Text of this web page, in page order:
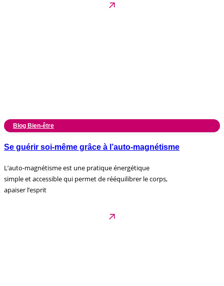
Blog Bien-être
Se guérir soi-même grâce à l’auto-magnétisme
L’auto-magnétisme est une pratique énergétique
simple et accessible qui permet de rééquilibrer le corps,
apaiser l’esprit